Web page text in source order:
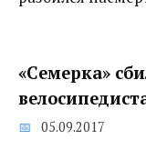
«Семерка»
05.09.2017